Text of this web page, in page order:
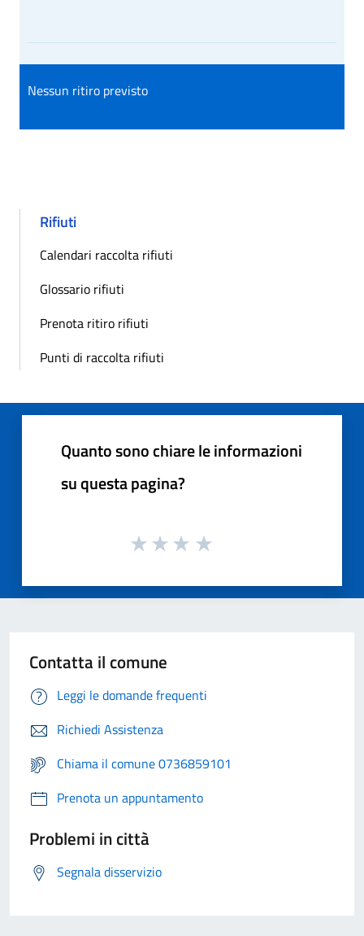
Nessun ritiro previsto
Rifiuti
Calendari raccolta rifiuti
Glossario rifiuti
Prenota ritiro rifiuti
Punti di raccolta rifiuti
Quanto sono chiare le informazioni
su questa pagina?
Contatta il comune
Leggi le domande frequenti
Richiedi Assistenza
Chiama il comune 0736859101
Prenota un appuntamento
Problemi in città
Segnala disservizio